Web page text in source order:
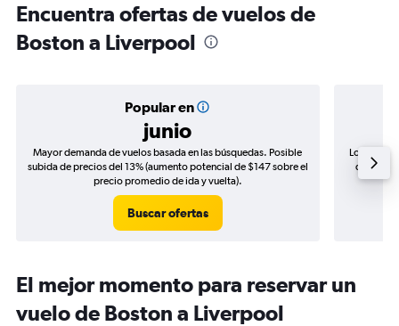
Encuentra ofertas de vuelos de
Boston a Liverpool
Popular en
junio
Mayor demanda de vuelos basada en las búsquedas. Posible
subida de precios del 13% (aumento potencial de $147 sobre el
precio promedio de ida y vuelta).
Buscar ofertas
Los
de
El mejor momento para reservar un
vuelo de Boston a Liverpool